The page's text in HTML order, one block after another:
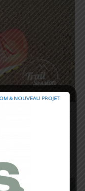
du produit…
& NOUVEAU PROJET